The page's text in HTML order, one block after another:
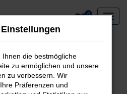
0
die bestmögliche
zu ermöglichen und unsere
zu verbessern. Wir
Präferenzen und